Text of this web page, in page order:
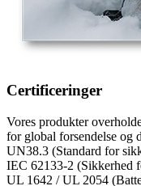
Certificeringer
Vores produkter
for global forsendelse og
UN38.3 (Standard for
IEC 62133-2 (Sikkerhed
UL 1642 / UL 2054